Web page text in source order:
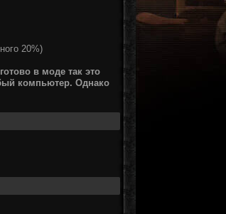
20%)
в моде так это
компьютер. Однако